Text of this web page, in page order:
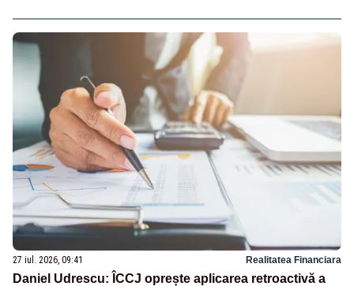
27 iul. 2026, 09:41 Realitatea Financiara
Daniel Udrescu: ÎCCJ oprește aplicarea retroactivă a